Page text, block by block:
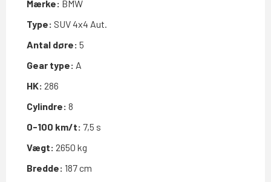
Mærke: BMW
Type: SUV 4x4 Aut.
Antal døre: 5
Gear type: A
HK: 286
Cylindre: 8
0-100 km/t: 7,5 s
Vægt: 2650 kg
Bredde: 187 cm